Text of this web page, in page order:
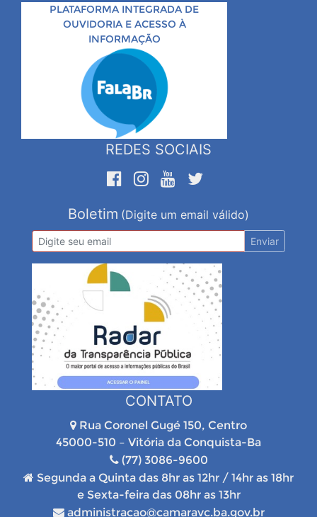
PLATAFORMA INTEGRADA DE
OUVIDORIA E ACESSO À
INFORMAÇÃO
REDES SOCIAIS
Boletim (Digite um email válido)
Enviar
CONTATO
Rua Coronel Gugé 150, Centro
45000-510 – Vitória da Conquista-Ba
(77) 3086-9600
Segunda a Quinta das 8hr as 12hr / 14hr as 18hr
e Sexta-feira das 08hr as 13hr
administracao@camaravc.ba.gov.br